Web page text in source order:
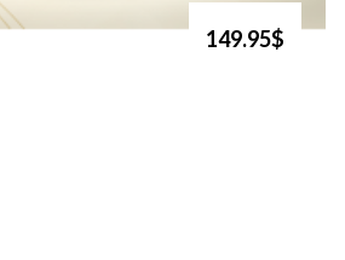
149.95$